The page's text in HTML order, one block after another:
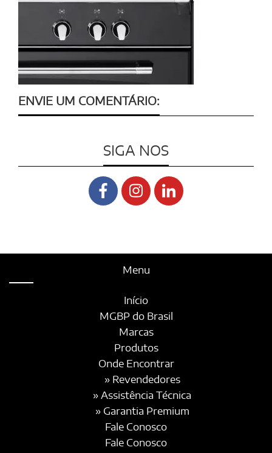
ENVIE UM COMENTÁRIO:
SIGA NOS
Menu
Início
MGBP do Brasil
Marcas
Produtos
Onde Encontrar
» Revendedores
» Assistência Técnica
» Garantia Premium
Fale Conosco
Fale Conosco